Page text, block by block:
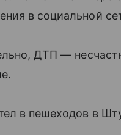
в социальной
ДТП —
в пешеходов в